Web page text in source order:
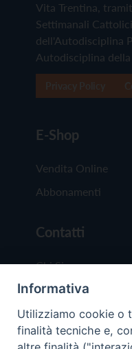
Vita Trentina,
Settimanali
dell'Autodisciplina
Autodisciplina
E-Shop
Vendita Online
Abbonamenti
Contatti
Chi Siamo
Redazione
Scrivici
Informativa
Utilizziamo cookie o
finalità tecniche e,